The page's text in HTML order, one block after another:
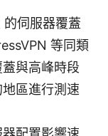
伺服器覆蓋
等同類
與高峰時段
區進行測速